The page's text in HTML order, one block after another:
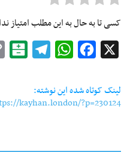
کسی تا به حال به این مطلب امتیاز
Facebook
WhatsApp
Telegram
لینک کوتاه شده این نوشته:
kayhan.london/?p=230124